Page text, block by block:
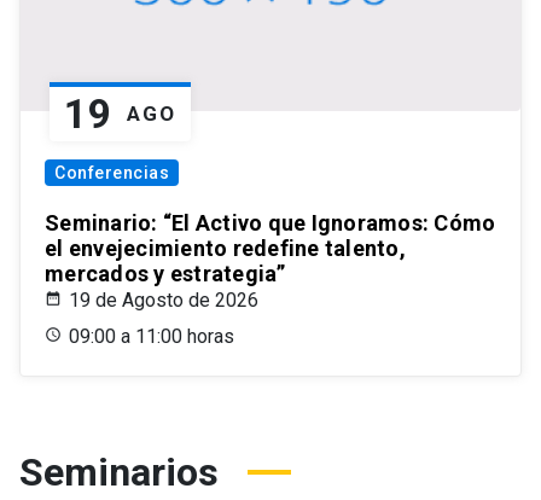
19 AGO
Conferencias
Seminario: “El Activo que Ignoramos: Cómo
el envejecimiento redefine talento,
mercados y estrategia”
19 de Agosto de 2026
09:00 a 11:00 horas
Seminarios